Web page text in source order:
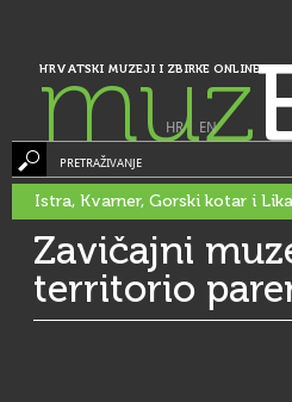
HRVATSKI MUZEJI I ZBIRKE ONLINE
muz
HR| EN
PRETRAŽIVANJE
Istra, Kvarner, Gorski kotar i Lika
Zavičajni
territorio